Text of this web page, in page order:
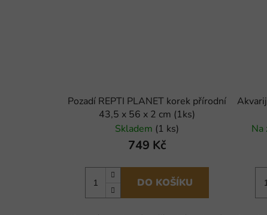
Pozadí REPTI PLANET korek přírodní
43,5 x 56 x 2 cm (1ks)
Skladem (1 ks)
749 Kč
DO KOŠÍKU
Na